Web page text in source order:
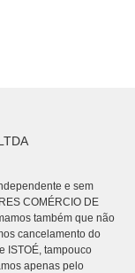
e sem
COMÉRCIO DE
também que não
cancelamento do
ISTOÉ, tampouco
apenas pelo